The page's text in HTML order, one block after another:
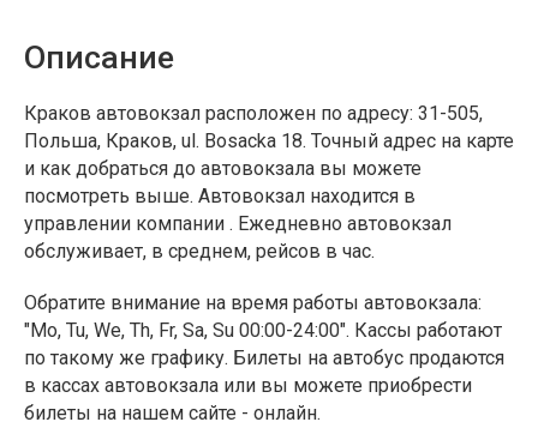
Описание
Краков автовокзал расположен по адресу: 31-505,
Польша, Краков, ul. Bosacka 18. Точный адрес на карте
и как добраться до автовокзала вы можете
посмотреть выше. Автовокзал находится в
управлении компании . Ежедневно автовокзал
обслуживает, в среднем, рейсов в час.
Обратите внимание на время работы автовокзала:
"Mo, Tu, We, Th, Fr, Sa, Su 00:00-24:00". Кассы работают
по такому же графику. Билеты на автобус продаются
в кассах автовокзала или вы можете приобрести
билеты на нашем сайте - онлайн.